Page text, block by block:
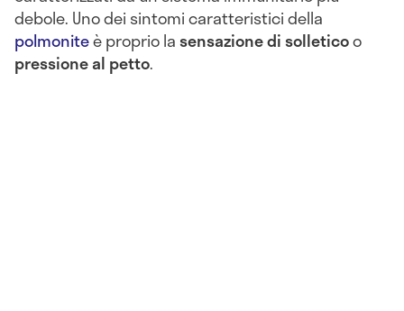
debole. Uno dei sintomi caratteristici della
polmoniteè proprio lasensazione di solleticoo
pressione al petto.